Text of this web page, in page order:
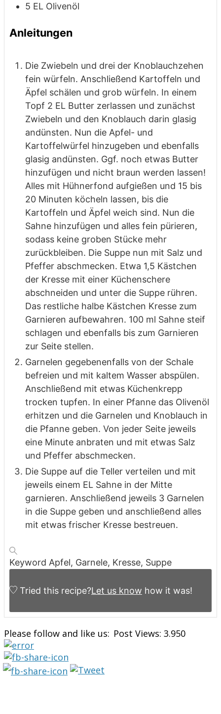
5 EL Olivenöl
Anleitungen
Die Zwiebeln und drei der Knoblauchzehen
fein würfeln. Anschließend Kartoffeln und
Äpfel schälen und grob würfeln. In einem
Topf 2 EL Butter zerlassen und zunächst
Zwiebeln und den Knoblauch darin glasig
andünsten. Nun die Apfel- und
Kartoffelwürfel hinzugeben und ebenfalls
glasig andünsten. Ggf. noch etwas Butter
hinzufügen und nicht braun werden lassen!
Alles mit Hühnerfond aufgießen und 15 bis
20 Minuten köcheln lassen, bis die
Kartoffeln und Äpfel weich sind. Nun die
Sahne hinzufügen und alles fein pürieren,
sodass keine groben Stücke mehr
zurückbleiben. Die Suppe nun mit Salz und
Pfeffer abschmecken. Etwa 1,5 Kästchen
der Kresse mit einer Küchenschere
abschneiden und unter die Suppe rühren.
Das restliche halbe Kästchen Kresse zum
Garnieren aufbewahren. 100 ml Sahne steif
schlagen und ebenfalls bis zum Garnieren
zur Seite stellen.
Garnelen gegebenenfalls von der Schale
befreien und mit kaltem Wasser abspülen.
Anschließend mit etwas Küchenkrepp
trocken tupfen. In einer Pfanne das Olivenöl
erhitzen und die Garnelen und Knoblauch in
die Pfanne geben. Von jeder Seite jeweils
eine Minute anbraten und mit etwas Salz
und Pfeffer abschmecken.
Die Suppe auf die Teller verteilen und mit
jeweils einem EL Sahne in der Mitte
garnieren. Anschließend jeweils 3 Garnelen
in die Suppe geben und anschließend alles
mit etwas frischer Kresse bestreuen.
Keyword Apfel, Garnele, Kresse, Suppe
Tried this recipe?Let us know how it was!
Please follow and like us: Post Views: 3.950